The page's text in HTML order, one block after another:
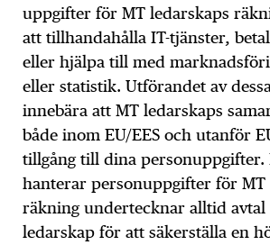
uppgifter för MT ledarskaps
att tillhandahålla IT-tjänster,
eller hjälpa till med
eller statistik. Utförandet av
innebära att MT ledarskaps
både inom EU/EES och utanför
tillgång till dina personuppgifter.
hanterar personuppgifter för MT
räkning undertecknar alltid avtal
ledarskap för att säkerställa en